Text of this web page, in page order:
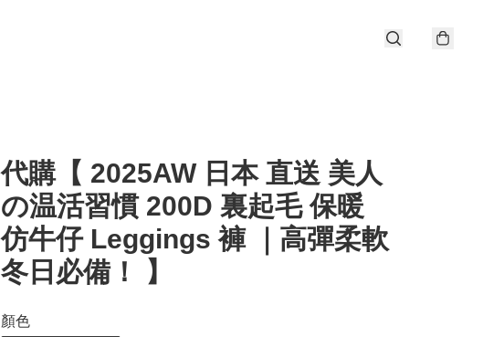
代購【 2025AW 日本 直送 美人
の温活習慣 200D 裏起毛 保暖
仿牛仔 Leggings 褲 ｜高彈柔軟
冬日必備！ 】
顏色